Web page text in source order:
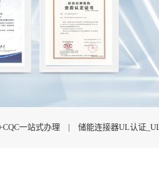
一站式办理 储能连接器UL认证